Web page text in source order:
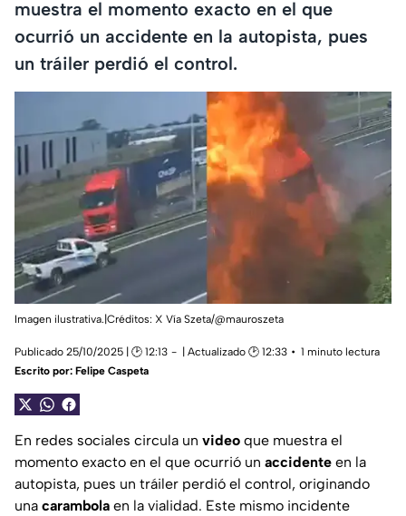
muestra el momento exacto en el que
ocurrió un accidente en la autopista, pues
un tráiler perdió el control.
Imagen ilustrativa.|Créditos: X Vía Szeta/@mauroszeta
Publicado 25/10/2025 | 🕑 12:13 | Actualizado 🕑 12:33
1 minuto lectura
Escrito por: Felipe Caspeta
En redes sociales circula un video que muestra el
momento exacto en el que ocurrió un accidente en la
autopista, pues un tráiler perdió el control, originando
una carambola en la vialidad. Este mismo incidente